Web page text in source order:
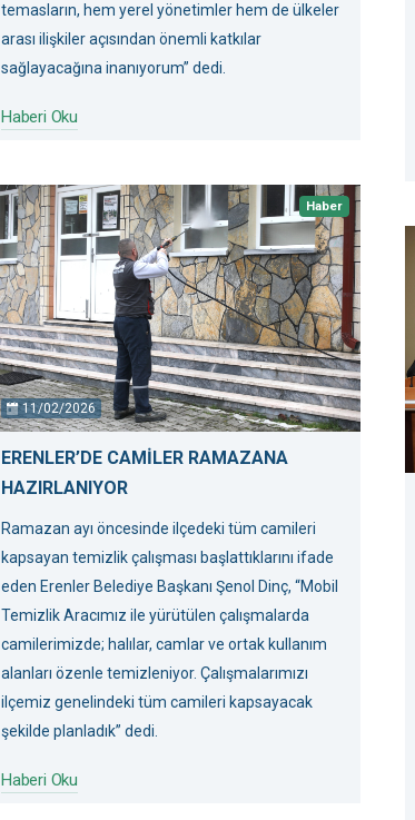
temasların, hem yerel yönetimler hem de ülkeler
arası ilişkiler açısından önemli katkılar
sağlayacağına inanıyorum” dedi.
Haberi Oku
Haber
11/02/2026
ERENLER’DE CAMİLER RAMAZANA
HAZIRLANIYOR
Ramazan ayı öncesinde ilçedeki tüm camileri
kapsayan temizlik çalışması başlattıklarını ifade
eden Erenler Belediye Başkanı Şenol Dinç, “Mobil
Temizlik Aracımız ile yürütülen çalışmalarda
camilerimizde; halılar, camlar ve ortak kullanım
alanları özenle temizleniyor. Çalışmalarımızı
ilçemiz genelindeki tüm camileri kapsayacak
şekilde planladık” dedi.
Haberi Oku